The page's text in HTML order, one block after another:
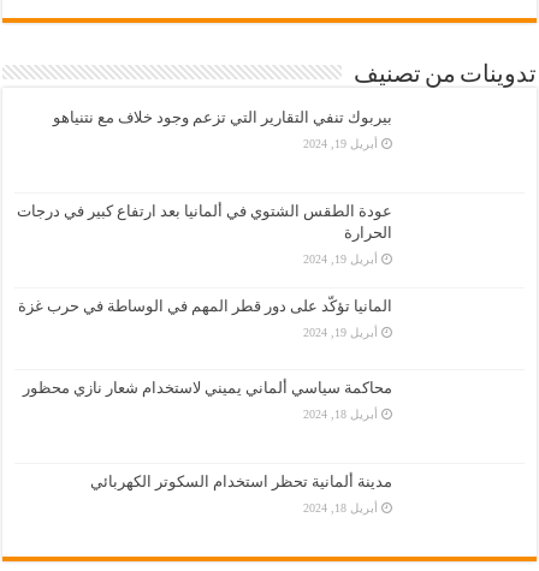
تدوينات من تصنيف
بيربوك تنفي التقارير التي تزعم وجود خلاف مع نتنياهو
أبريل 19, 2024
عودة الطقس الشتوي في ألمانيا بعد ارتفاع كبير في درجات
الحرارة
أبريل 19, 2024
المانيا تؤكّد على دور قطر المهم في الوساطة في حرب غزة
أبريل 19, 2024
محاكمة سياسي ألماني يميني لاستخدام شعار نازي محظور
أبريل 18, 2024
مدينة ألمانية تحظر استخدام السكوتر الكهربائي
أبريل 18, 2024